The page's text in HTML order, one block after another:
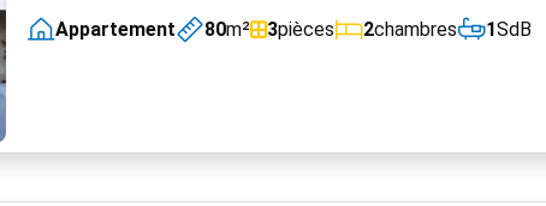
Appartement
80m² 3pièces 2chambres 1SdB